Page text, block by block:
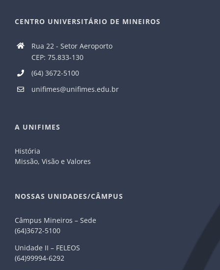
CENTRO UNIVERSITÁRIO DE MINEIROS
Rua 22 - Setor Aeroporto
CEP: 75.833-130
(64) 3672-5100
unifimes@unifimes.edu.br
A UNIFIMES
História
Missão, Visão e Valores
NOSSAS UNIDADES/CÂMPUS
Câmpus Mineiros – Sede
(64)3672-5100
Unidade II – FELEOS
(64)99994-6292